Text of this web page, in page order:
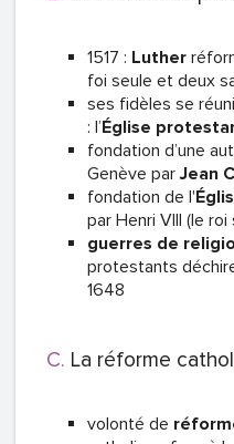
1517 : Luther
foi seule et deux
ses fidèles se
: l’Église
fondation d’une
Genève parJean
fondation de l'
par Henri VIII (le
guerres de
protestants
1648
La réforme
volonté de